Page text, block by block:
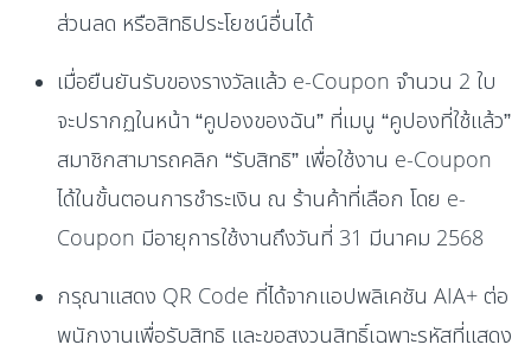
ส่วนลด หรือสิทธิประโยชน์อื่นได้
เมื่อยืนยันรับของรางวัลแล้ว e-Coupon จำนวน 2 ใบ
จะปรากฏในหน้า “คูปองของฉัน” ที่เมนู “คูปองที่ใช้แล้ว”
สมาชิกสามารถคลิก “รับสิทธิ” เพื่อใช้งาน e-Coupon
ได้ในขั้นตอนการชำระเงิน ณ ร้านค้าที่เลือก โดย e-
Coupon มีอายุการใช้งานถึงวันที่ 31 มีนาคม 2568
กรุณาแสดง QR Code ที่ได้จากแอปพลิเคชัน AIA+ ต่อ
พนักงานเพื่อรับสิทธิ และขอสงวนสิทธิ์เฉพาะรหัสที่แสดง